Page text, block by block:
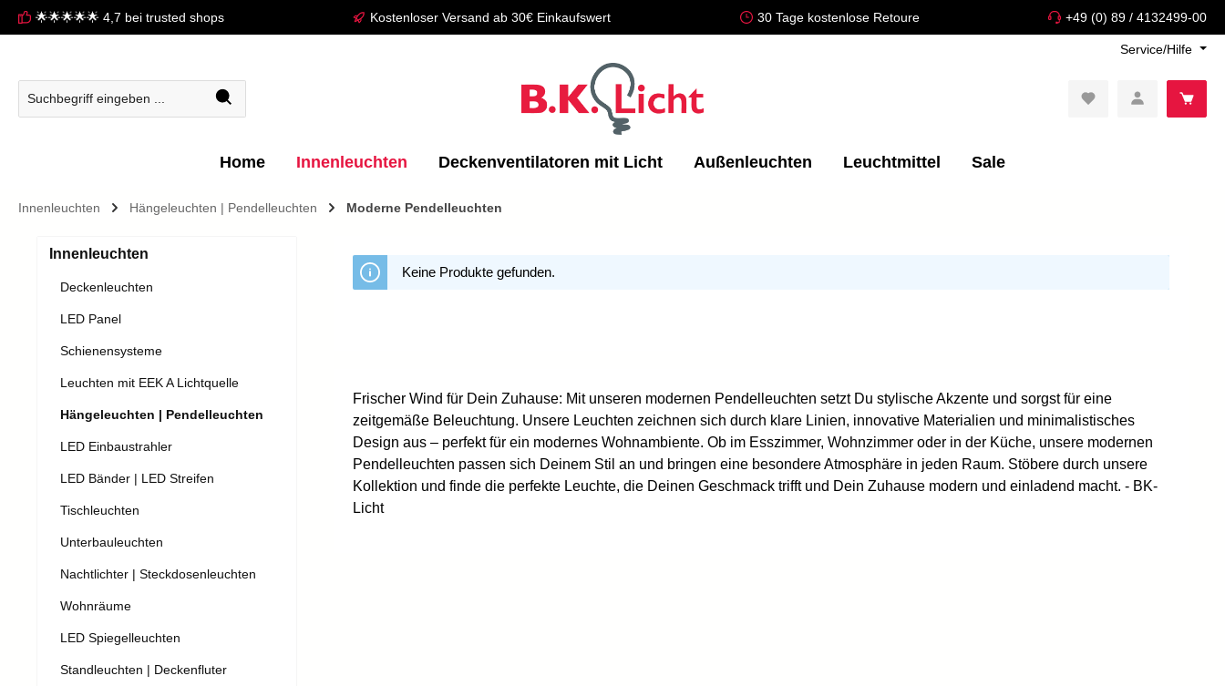
Zur Hauptnavigation springen
🌟🌟🌟🌟🌟 4,7 bei trusted shops Kostenloser Versand ab 30€ Einkaufswert 30 Tage kostenlose Retoure +49 (0) 89 / 4132499-00
Service/Hilfe
Home Innenleuchten Deckenventilatoren mit Licht Außenleuchten Leuchtmittel Sale
Innenleuchten Hängeleuchten | Pendelleuchten Moderne Pendelleuchten
Innenleuchten
Deckenleuchten
LED Panel
Schienensysteme
Leuchten mit EEK A Lichtquelle
Hängeleuchten | Pendelleuchten
LED Einbaustrahler
LED Bänder | LED Streifen
Tischleuchten
Unterbauleuchten
Nachtlichter | Steckdosenleuchten
Wohnräume
LED Spiegelleuchten
Standleuchten | Deckenfluter
Keine Produkte gefunden.
Frischer Wind für Dein Zuhause: Mit unseren modernen Pendelleuchten setzt Du stylische Akzente und sorgst für eine
zeitgemäße Beleuchtung. Unsere Leuchten zeichnen sich durch klare Linien, innovative Materialien und minimalistisches
Design aus – perfekt für ein modernes Wohnambiente. Ob im Esszimmer, Wohnzimmer oder in der Küche, unsere modernen
Pendelleuchten passen sich Deinem Stil an und bringen eine besondere Atmosphäre in jeden Raum. Stöbere durch unsere
Kollektion und finde die perfekte Leuchte, die Deinen Geschmack trifft und Dein Zuhause modern und einladend macht. - BK-
Licht